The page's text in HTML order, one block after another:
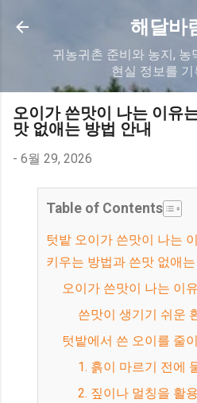
기본 콘텐츠로
해달바
귀농귀촌 준비와 농지, 농
현실 정보를
오이가 쓴맛이 나는 이유
맛 없애는 방법 안내
- 6월 29, 2026
Table of Contents
텃밭 오이가 쓴맛이 나는 이유는? 맛있는 오이
키우는 방법과 쓴맛 없애
오이가 쓴맛이 나는 이유
쓴맛이 생기기 쉬운
텃밭에서 쓴 오이를 줄
1. 흙이 마르기 전에
2. 짚이나 멀칭을 활